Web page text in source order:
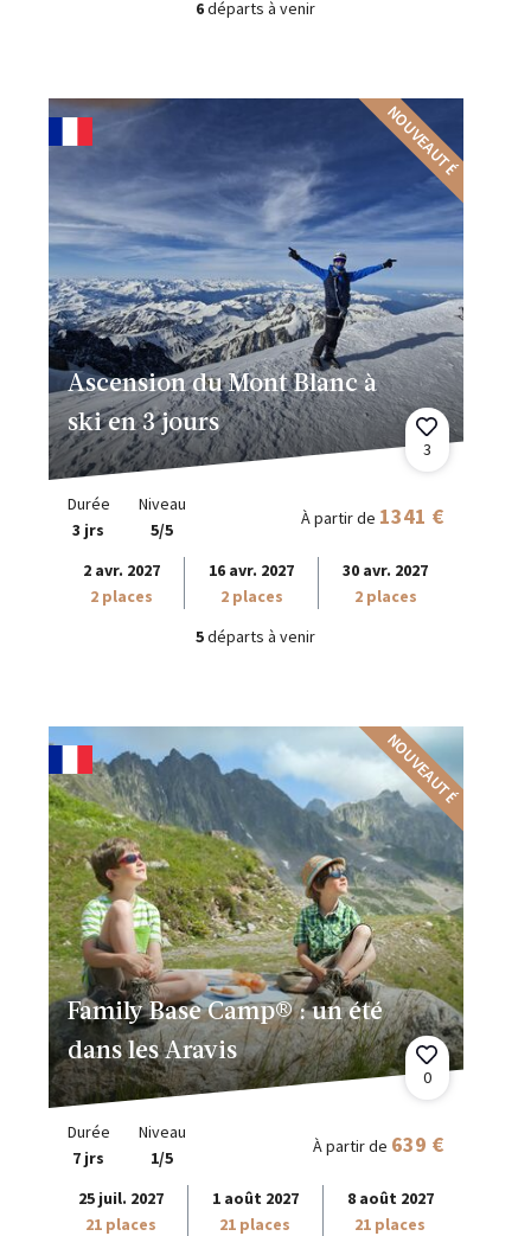
6départs à venir
NOUVEAUTÉ
Ascension du Mont Blanc à
ski en 3 jours
3
Durée
3 jrs
Niveau
5/5
À partir de 1341 €
2 avr. 2027
2 places
16 avr. 2027
2 places
30 avr. 2027
2 places
5départs à venir
NOUVEAUTÉ
Family Base Camp® : un été
dans les Aravis
0
Durée
7 jrs
Niveau
1/5
À partir de 639 €
25 juil. 2027
21 places
1 août 2027
21 places
8 août 2027
21 places